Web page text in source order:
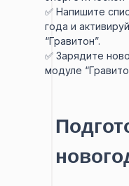
✅ Напишите
года и
“Гравитон”.
✅ Зарядите
модуле